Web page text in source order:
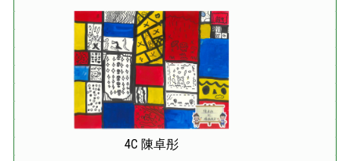
4C 陳卓彤